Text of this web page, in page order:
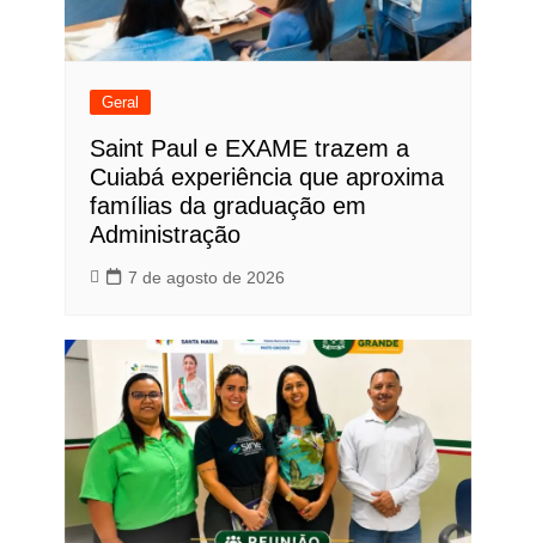
Geral
Saint Paul e EXAME trazem a
Cuiabá experiência que aproxima
famílias da graduação em
Administração
7 de agosto de 2026